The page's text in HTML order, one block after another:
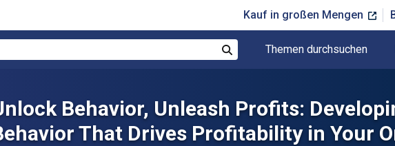
Kauf in großen Mengen
Themen durchsuchen
Behavior, Unleash Profits:
That Drives Profitability in Your